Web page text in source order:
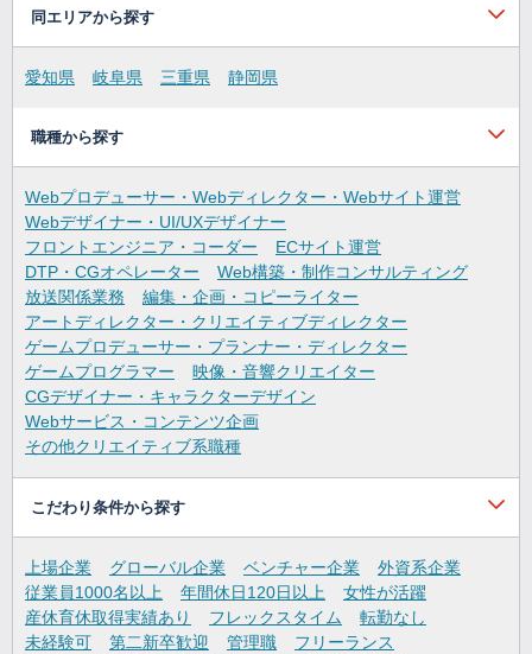
同エリアから探す
愛知県 岐阜県 三重県 静岡県
職種から探す
Webプロデューサー・Webディレクター・Webサイト運営
Webデザイナー・UI/UXデザイナー
フロントエンジニア・コーダー
ECサイト運営
DTP・CGオペレーター
Web構築・制作コンサルティング
放送関係業務
編集・企画・コピーライター
アートディレクター・クリエイティブディレクター
ゲームプロデューサー・プランナー・ディレクター
ゲームプログラマー
映像・音響クリエイター
CGデザイナー・キャラクターデザイン
Webサービス・コンテンツ企画
その他クリエイティブ系職種
こだわり条件から探す
上場企業 グローバル企業 ベンチャー企業
外資系企業
従業員1000名以上
年間休日120日以上
女性が活躍
産休育休取得実績あり
フレックスタイム
転勤なし
未経験可
第二新卒歓迎 管理職
フリーランス